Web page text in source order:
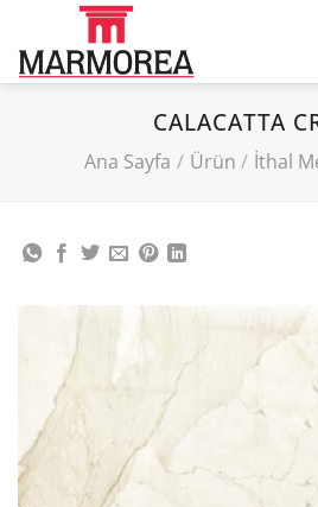
CALACATTA
Ana Sayfa / Ürün / İthal